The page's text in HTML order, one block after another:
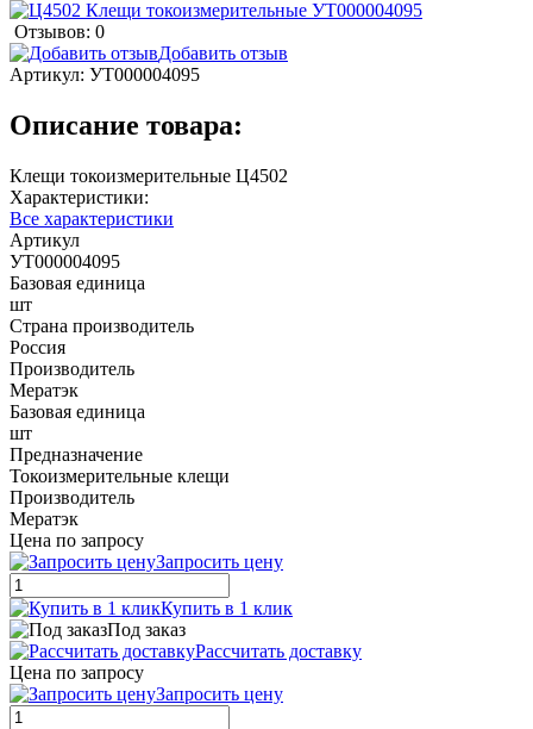
Отзывов: 0
Добавить отзыв
Артикул: УТ000004095
Описание товара:
Клещи токоизмерительные Ц4502
Характеристики:
Все характеристики
Артикул
УТ000004095
Базовая единица
шт
Страна производитель
Россия
Производитель
Мератэк
Базовая единица
шт
Предназначение
Токоизмерительные клещи
Производитель
Мератэк
Цена по запросу
Запросить цену
Купить в 1 клик
Под заказ
Рассчитать доставку
Цена по запросу
Запросить цену